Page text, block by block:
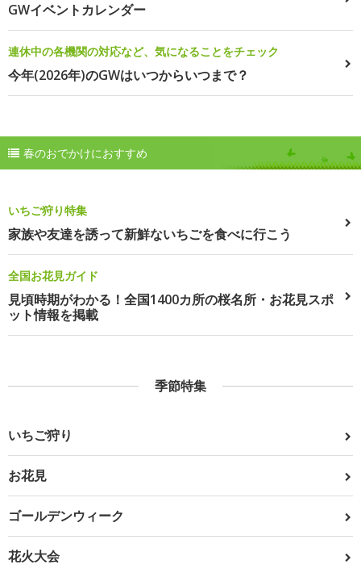
GWイベントカレンダー
連休中の各機関の対応など、気になることをチェック
今年(2026年)のGWはいつからいつまで？
春のおでかけにおすすめ
いちご狩り特集
家族や友達を誘って新鮮ないちごを食べに行こう
全国お花見ガイド
見頃時期がわかる！全国1400カ所の桜名所・お花見スポ
ット情報を掲載
季節特集
いちご狩り
お花見
ゴールデンウィーク
花火大会